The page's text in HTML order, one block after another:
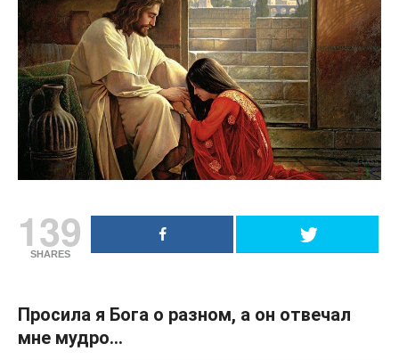
139
SHARES
Просила я Бога о разном, а он отвечал
мне мудро…